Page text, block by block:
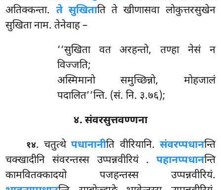
अतिक्कन्ता. ते सुखिताति ते खीणासवा लोकुत्तरसुखेन
सुखिता नाम. तेनेवाह –
‘‘सुखिता वत अरहन्तो, तण्हा नेसं न
विज्जति;
अस्मिमानो समुच्छिन्नो, मोहजालं
पदालित’’न्ति. (सं. नि. ३.७६);
४. संवरसुत्तवण्णना
१४. चतुत्थेपधानानीति वीरियानि. संवरप्पधानन्ति
चक्खादीनि संवरन्तस्स उप्पन्नवीरियं . पहानप्पधानन्ति
कामवितक्कादयो पजहन्तस्स उप्पन्नवीरियं.